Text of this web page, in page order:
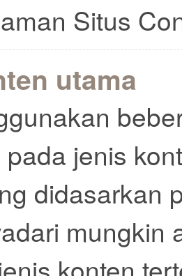
Situs
utama
jenis
didasarkan
mungkin